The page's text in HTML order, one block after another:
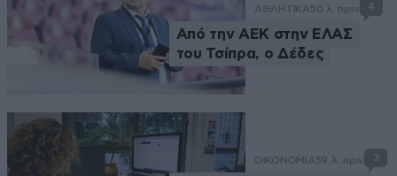
ΑΘΛΗΤΙΚΑ50 λ. πριν 4
Από την ΑΕΚ στην ΕΛΑΣ
του Τσίπρα, ο Δέδες
ΟΙΚΟΝΟΜΙΑ59 λ. πριν 3